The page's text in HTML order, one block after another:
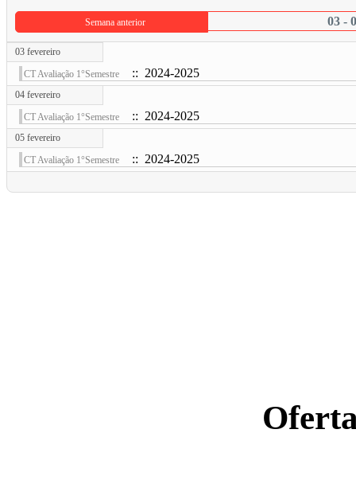
Semana anterior 03 -
03 fevereiro
CT Avaliação 1°Semestre
:: 2024-2025
04 fevereiro
CT Avaliação 1°Semestre
:: 2024-2025
05 fevereiro
CT Avaliação 1°Semestre
:: 2024-2025